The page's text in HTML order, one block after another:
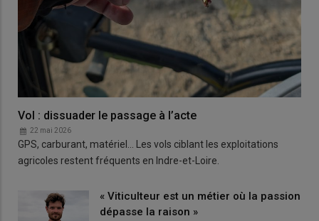
Vol : dissuader le passage à l’acte
22 mai 2026
GPS, carburant, matériel… Les vols ciblant les exploitations
agricoles restent fréquents en Indre-et-Loire.
« Viticulteur est un métier où la passion
dépasse la raison »